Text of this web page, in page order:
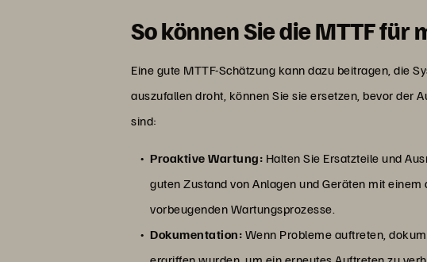
So können Sie die MTTF
Eine gute MTTF-Schätzung kann dazu beitragen, die
auszufallen droht, können Sie sie ersetzen, bevor der
sind:
Proaktive Wartung: Halten Sie Ersatzteile und
guten Zustand von Anlagen und Geräten mit
vorbeugenden Wartungsprozesse.
Dokumentation: Wenn Probleme auftreten,